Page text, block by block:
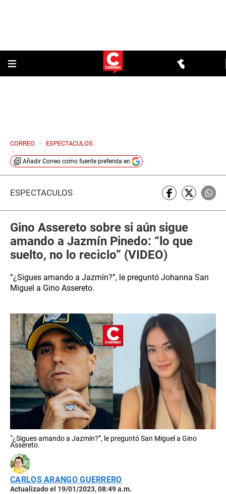
CORREO > ESPECTACULOS
Añadir Correo como fuente preferida en
ESPECTÁCULOS
Gino Assereto sobre si aún sigue
amando a Jazmín Pinedo: “lo que
suelto, no lo reciclo” (VIDEO)
“¿Sigues amando a Jazmín?”, le preguntó Johanna San
Miguel a Gino Assereto.
“¿Sigues amando a Jazmín?”, le preguntó San Miguel a Gino
Assereto.
CARLOS ARANGO GUERRERO
Actualizado el 19/01/2023, 08:49 a.m.